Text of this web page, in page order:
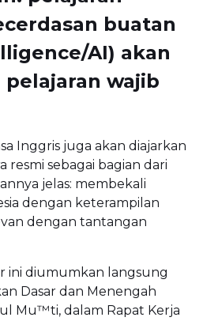
buatan
AI) akan
wajib
Inggris juga akan diajarkan
resmi sebagai bagian dari
jelas: membekali
dengan keterampilan
dengan tantangan
ini diumumkan langsung
Dasar dan Menengah
Mu™ti, dalam Rapat Kerja